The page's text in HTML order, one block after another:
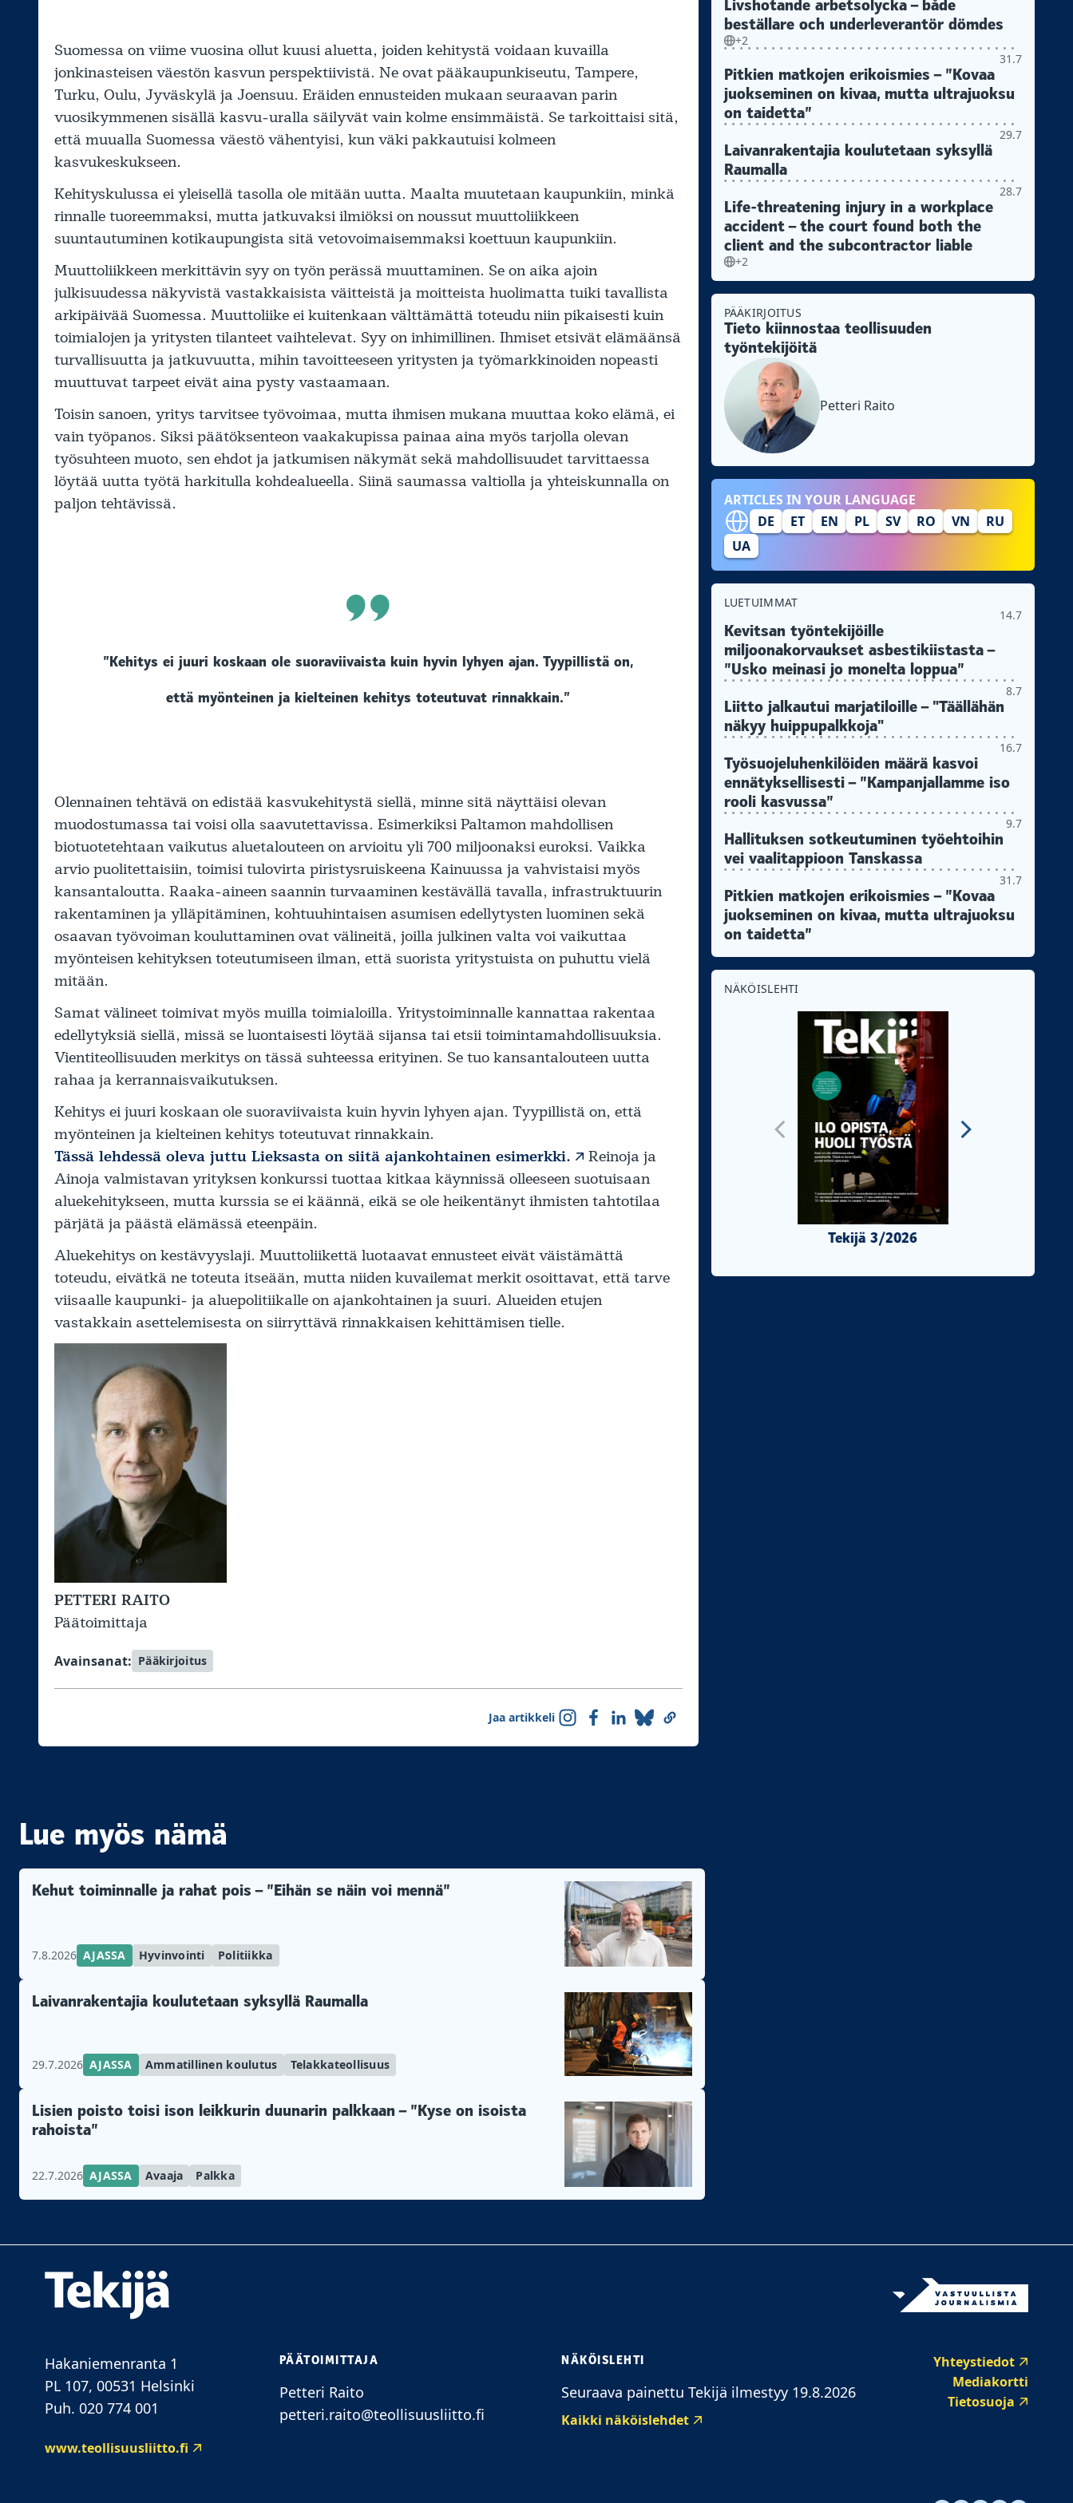
Suomessa on viime vuosina ollut kuusi aluetta, joiden kehitystä voidaan kuvailla
jonkinasteisen väestön kasvun perspektiivistä. Ne ovat pääkaupunkiseutu, Tampere,
Turku, Oulu, Jyväskylä ja Joensuu. Eräiden ennusteiden mukaan seuraavan parin
vuosikymmenen sisällä kasvu-uralla säilyvät vain kolme ensimmäistä. Se tarkoittaisi sitä,
että muualla Suomessa väestö vähentyisi, kun väki pakkautuisi kolmeen
kasvukeskukseen.
Kehityskulussa ei yleisellä tasolla ole mitään uutta. Maalta muutetaan kaupunkiin, minkä
rinnalle tuoreemmaksi, mutta jatkuvaksi ilmiöksi on noussut muuttoliikkeen
suuntautuminen kotikaupungista sitä vetovoimaisemmaksi koettuun kaupunkiin.
Muuttoliikkeen merkittävin syy on työn perässä muuttaminen. Se on aika ajoin
julkisuudessa näkyvistä vastakkaisista väitteistä ja moitteista huolimatta tuiki tavallista
arkipäivää Suomessa. Muuttoliike ei kuitenkaan välttämättä toteudu niin pikaisesti kuin
toimialojen ja yritysten tilanteet vaihtelevat. Syy on inhimillinen. Ihmiset etsivät elämäänsä
turvallisuutta ja jatkuvuutta, mihin tavoitteeseen yritysten ja työmarkkinoiden nopeasti
muuttuvat tarpeet eivät aina pysty vastaamaan.
Toisin sanoen, yritys tarvitsee työvoimaa, mutta ihmisen mukana muuttaa koko elämä, ei
vain työpanos. Siksi päätöksenteon vaakakupissa painaa aina myös tarjolla olevan
työsuhteen muoto, sen ehdot ja jatkumisen näkymät sekä mahdollisuudet tarvittaessa
löytää uutta työtä harkitulla kohdealueella. Siinä saumassa valtiolla ja yhteiskunnalla on
paljon tehtävissä.
”Kehitys ei juuri koskaan ole suoraviivaista kuin hyvin lyhyen ajan. Tyypillistä on,
että myönteinen ja kielteinen kehitys toteutuvat rinnakkain.”
Olennainen tehtävä on edistää kasvukehitystä siellä, minne sitä näyttäisi olevan
muodostumassa tai voisi olla saavutettavissa. Esimerkiksi Paltamon mahdollisen
biotuotetehtaan vaikutus aluetalouteen on arvioitu yli 700 miljoonaksi euroksi. Vaikka
arvio puolitettaisiin, toimisi tulovirta piristysruiskeena Kainuussa ja vahvistaisi myös
kansantaloutta. Raaka-aineen saannin turvaaminen kestävällä tavalla, infrastruktuurin
rakentaminen ja ylläpitäminen, kohtuuhintaisen asumisen edellytysten luominen sekä
osaavan työvoiman kouluttaminen ovat välineitä, joilla julkinen valta voi vaikuttaa
myönteisen kehityksen toteutumiseen ilman, että suorista yritystuista on puhuttu vielä
mitään.
Samat välineet toimivat myös muilla toimialoilla. Yritystoiminnalle kannattaa rakentaa
edellytyksiä siellä, missä se luontaisesti löytää sijansa tai etsii toimintamahdollisuuksia.
Vientiteollisuuden merkitys on tässä suhteessa erityinen. Se tuo kansantalouteen uutta
rahaa ja kerrannaisvaikutuksen.
Kehitys ei juuri koskaan ole suoraviivaista kuin hyvin lyhyen ajan. Tyypillistä on, että
myönteinen ja kielteinen kehitys toteutuvat rinnakkain.
Tässä lehdessä oleva juttu Lieksasta on siitä ajankohtainen esimerkki.
Reinoja ja
Ainoja valmistavan yrityksen konkurssi tuottaa kitkaa käynnissä olleeseen suotuisaan
aluekehitykseen, mutta kurssia se ei käännä, eikä se ole heikentänyt ihmisten tahtotilaa
pärjätä ja päästä elämässä eteenpäin.
Aluekehitys on kestävyyslaji. Muuttoliikettä luotaavat ennusteet eivät väistämättä
toteudu, eivätkä ne toteuta itseään, mutta niiden kuvailemat merkit osoittavat, että tarve
viisaalle kaupunki- ja aluepolitiikalle on ajankohtainen ja suuri. Alueiden etujen
vastakkain asettelemisesta on siirryttävä rinnakkaisen kehittämisen tielle.
PETTERI RAITO
Päätoimittaja
Avainsanat: Pääkirjoitus
Jaa artikkeli
Livshotande arbetsolycka – både
beställare och underleverantör dömdes
+2
31.7
Pitkien matkojen erikoismies – ”Kovaa
juokseminen on kivaa, mutta ultrajuoksu
on taidetta”
29.7
Laivanrakentajia koulutetaan syksyllä
Raumalla
28.7
Life-threatening injury in a workplace
accident – the court found both the
client and the subcontractor liable
+2
PÄÄKIRJOITUS
Tieto kiinnostaa teollisuuden
työntekijöitä
Petteri Raito
ARTICLES IN YOUR LANGUAGE
DE
ET EN PL SV RO VN
RU
UA
LUETUIMMAT
14.7
Kevitsan työntekijöille
miljoonakorvaukset asbestikiistasta –
”Usko meinasi jo monelta loppua”
8.7
Liitto jalkautui marjatiloille – "Täällähän
näkyy huippupalkkoja"
16.7
Työsuojeluhenkilöiden määrä kasvoi
ennätyksellisesti – ”Kampanjallamme iso
rooli kasvussa”
9.7
Hallituksen sotkeutuminen työehtoihin
vei vaalitappioon Tanskassa
31.7
Pitkien matkojen erikoismies – ”Kovaa
juokseminen on kivaa, mutta ultrajuoksu
on taidetta”
NÄKÖISLEHTI
Tekijä 3/2026
Lue myös nämä
Kehut toiminnalle ja rahat pois – ”Eihän se näin voi mennä”
7.8.2026 AJASSA Hyvinvointi Politiikka
Laivanrakentajia koulutetaan syksyllä Raumalla
29.7.2026 AJASSA Ammatillinen koulutus Telakkateollisuus
Lisien poisto toisi ison leikkurin duunarin palkkaan – ”Kyse on isoista
rahoista”
22.7.2026 AJASSA Avaaja Palkka
Hakaniemenranta 1
PL 107, 00531 Helsinki
Puh. 020 774 001
www.teollisuusliitto.fi
PÄÄTOIMITTAJA
Petteri Raito
petteri.raito@teollisuusliitto.fi
NÄKÖISLEHTI
Seuraava painettu Tekijä ilmestyy 19.8.2026
Kaikki näköislehdet
Yhteystiedot
Mediakortti
Tietosuoja